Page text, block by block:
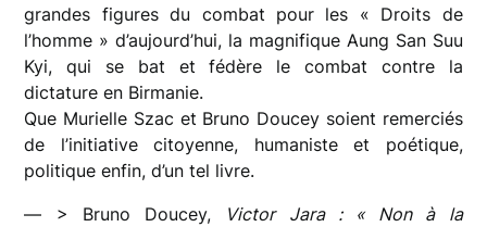
grandes figures du combat pour les « Droits de
l’homme » d’aujourd’hui, la magnifique Aung San Suu
Kyi, qui se bat et fédère le combat contre la
dictature en Birmanie.
Que Murielle Szac et Bruno Doucey soient remerciés
de l’initiative citoyenne, humaniste et poétique,
politique enfin, d’un tel livre.
— > Bruno Doucey,
Victor Jara : « Non à la